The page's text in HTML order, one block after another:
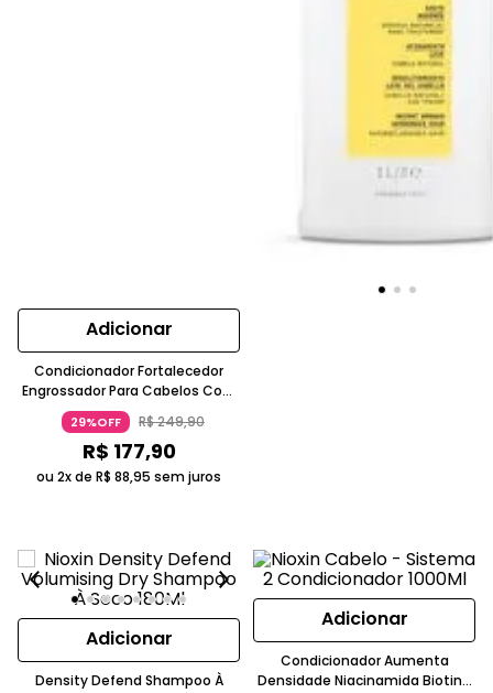
Adicionar
Condicionador Fortalecedor
Engrossador Para Cabelos Com
Afinamento Leve Sistema 1
1000Ml NIOXIN
29%OFF R$249,90
R$ 177,90
ou 2x de R$ 88,95 sem juros
Adicionar
Density Defend Shampoo À
Adicionar
Condicionador Aumenta
Densidade Niacinamida Biotina